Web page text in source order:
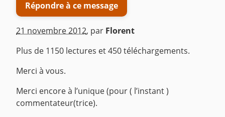
Répondre à ce message
21 novembre 2012, par Florent
Plus de 1150 lectures et 450 téléchargements.
Merci à vous.
Merci encore à l’unique (pour ( l’instant )
commentateur(trice).